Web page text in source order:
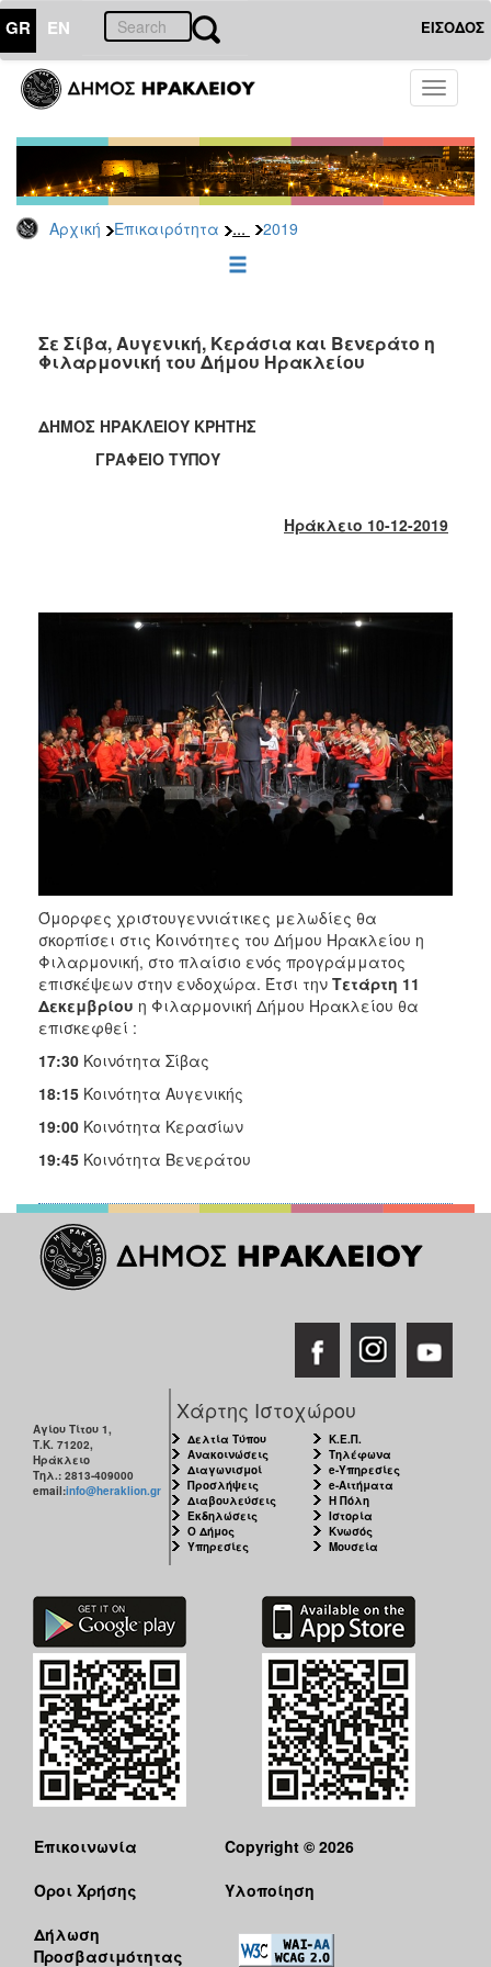
GR EN ΕΙΣΟΔΟΣ
Toggle
Αρχική Επικαιρότητα ... 2019
ΕΠΙΚΑΙΡΟΤΗΤΑ
Τύπου
Αρχείο
2026
2025
2022
2021
2019
2018
2010
2006
ΕΠΙΣΚΕΠΤΗΣ
ΗΡΑΚΛΕΙΟ
Σε Σίβα, Αυγενική, Κεράσια και Βενεράτο η
Φιλαρμονική του Δήμου Ηρακλείου
ΔΗΜΟΣ ΗΡΑΚΛΕΙΟΥ ΚΡΗΤΗΣ
ΓΡΑΦΕΙΟ ΤΥΠΟΥ
Ηράκλειο 10-12-2019
Όμορφες χριστουγεννιάτικες μελωδίες θα
σκορπίσει στις Κοινότητες του Δήμου Ηρακλείου η
Φιλαρμονική, στο πλαίσιο ενός προγράμματος
επισκέψεων στην ενδοχώρα. Έτσι την Τετάρτη 11
Δεκεμβρίου η Φιλαρμονική Δήμου Ηρακλείου θα
επισκεφθεί :
17:30 Κοινότητα Σίβας
18:15 Κοινότητα Αυγενικής
19:00 Κοινότητα Κερασίων
19:45 Κοινότητα Βενεράτου
Αγίου Τίτου 1,
Τ.Κ. 71202,
Ηράκλειο
Τηλ.: 2813-409000
email:info@heraklion.gr
Χάρτης Ιστοχώρου
Δελτία Τύπου
Ανακοινώσεις
Διαγωνισμοί
Προσλήψεις
Διαβουλεύσεις
Εκδηλώσεις
Ο Δήμος
Υπηρεσίες
Κ.Ε.Π.
Τηλέφωνα
e-Υπηρεσίες
e-Αιτήματα
Η Πόλη
Ιστορία
Κνωσός
Μουσεία
Επικοινωνία
Όροι Χρήσης
Δήλωση
Προσβασιμότητας
Copyright © 2026
Υλοποίηση